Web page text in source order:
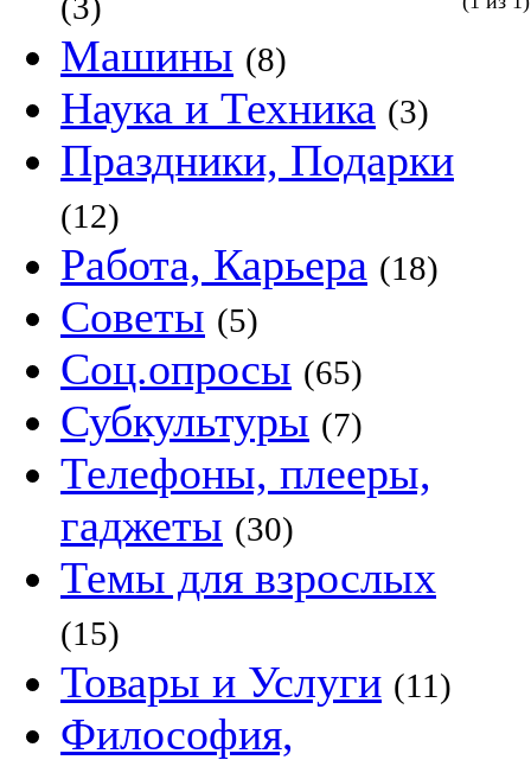
Машины (8)
Наука и Техника (3)
Праздники, Подарки
(12)
Работа, Карьера (18)
Советы (5)
Соц.опросы (65)
Субкультуры (7)
Телефоны, плееры,
гаджеты (30)
Темы для взрослых
(15)
Товары и Услуги (11)
Философия,